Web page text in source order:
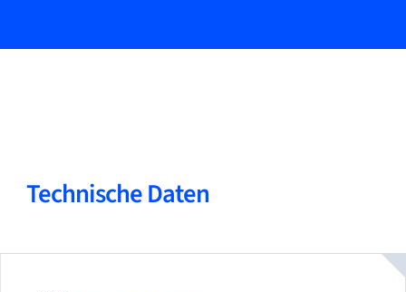
05
Technische Daten